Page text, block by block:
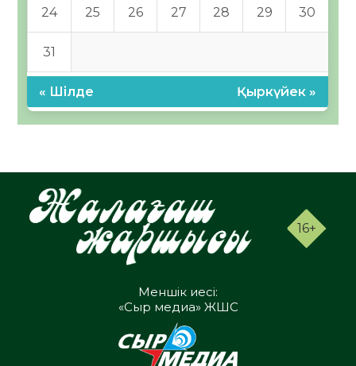
24 25 26 27 28 29 30
31
« Шілде Қыркүйек »
16+
Меншік иесі:
«Сыр медиа» ЖШС